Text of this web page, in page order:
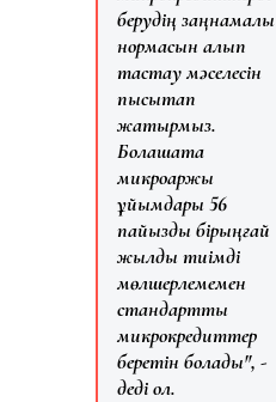
берудің заңнамалық
нормасын алып
тастау мәселесін
пысықтап
жатырмыз.
Болашақта
микроқаржы
ұйымдары 56
пайыздық бірыңғай
жылдық тиімді
мөлшерлемемен
стандартты
микрокредиттер
беретін болады", -
деді ол.